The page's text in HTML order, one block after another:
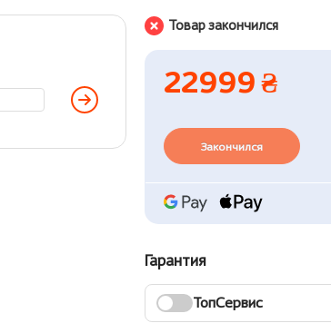
Товар закончился
22999 ₴
Закончился
Гарантия
ТопСервис